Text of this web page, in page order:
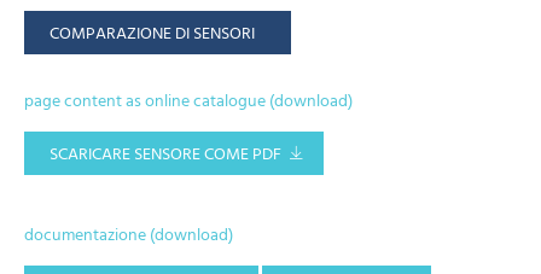
COMPARAZIONE DI SENSORI
page content as online catalogue (download)
SCARICARE SENSORE COME PDF
documentazione (download)